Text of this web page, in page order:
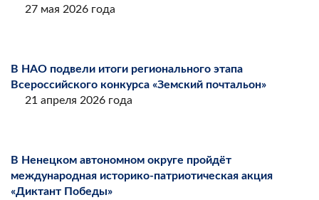
27 мая 2026 года
В НАО подвели итоги регионального этапа
Всероссийского конкурса «Земский почтальон»
21 апреля 2026 года
В Ненецком автономном округе пройдёт
международная историко-патриотическая акция
«Диктант Победы»